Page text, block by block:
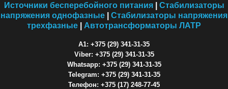
Источники бесперебойного питания| Стабилизаторы
напряжения однофазные
Стабилизаторы напряжения
трехфазные
Автотрансформаторы ЛАТР
A1: +375 (29) 341-31-35
Viber: +375 (29) 341-31-35
Whatsapp: +375 (29) 341-31-35
Telegram: +375 (29) 341-31-35
Телефон: +375 (17) 248-77-45